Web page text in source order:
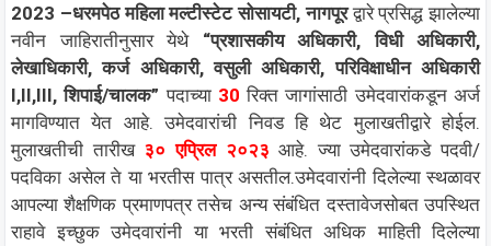
2023 –धरमपेठ महिला मल्टीस्टेट सोसायटी, नागपूरद्वारे प्रसिद्ध झालेल्या
नवीन जाहिरातीनुसार येथे “प्रशासकीय अधिकारी, विधी अधिकारी,
लेखाधिकारी, कर्ज अधिकारी, वसुली अधिकारी, परिविक्षाधीन अधिकारी
I,II,III, शिपाई/चालक” पदाच्या 30 रिक्त जागांसाठी उमेदवारांकडून अर्ज
मागविण्यात येत आहे. उमेदवारांची निवड हि थेट मुलाखतीद्वारे होईल.
मुलाखतीची तारीख ३० एप्रिल २०२३ आहे. ज्या उमेदवारांकडे पदवी/
पदविका असेल ते या भरतीस पात्र असतील.उमेदवारांनी दिलेल्या स्थळावर
आपल्या शैक्षणिक प्रमाणपत्र तसेच अन्य संबंधित दस्तावेजसोबत उपस्थित
राहावे इच्छुक उमेदवारांनी या भरती संबंधित अधिक माहिती दिलेल्या